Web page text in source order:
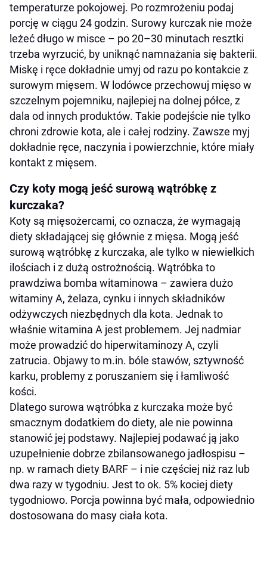
temperaturze pokojowej. Po rozmrożeniu podaj
porcję w ciągu 24 godzin. Surowy kurczak nie może
leżeć długo w misce – po 20–30 minutach resztki
trzeba wyrzucić, by uniknąć namnażania się bakterii.
Miskę i ręce dokładnie umyj od razu po kontakcie z
surowym mięsem. W lodówce przechowuj mięso w
szczelnym pojemniku, najlepiej na dolnej półce, z
dala od innych produktów. Takie podejście nie tylko
chroni zdrowie kota, ale i całej rodziny. Zawsze myj
dokładnie ręce, naczynia i powierzchnie, które miały
kontakt z mięsem.
Czy koty mogą jeść surową wątróbkę z
kurczaka?
Koty są mięsożercami, co oznacza, że wymagają
diety składającej się głównie z mięsa. Mogą jeść
surową wątróbkę z kurczaka, ale tylko w niewielkich
ilościach i z dużą ostrożnością. Wątróbka to
prawdziwa bomba witaminowa – zawiera dużo
witaminy A, żelaza, cynku i innych składników
odżywczych niezbędnych dla kota. Jednak to
właśnie witamina A jest problemem. Jej nadmiar
może prowadzić do hiperwitaminozy A, czyli
zatrucia. Objawy to m.in. bóle stawów, sztywność
karku, problemy z poruszaniem się i łamliwość
kości.
Dlatego surowa wątróbka z kurczaka może być
smacznym dodatkiem do diety, ale nie powinna
stanowić jej podstawy. Najlepiej podawać ją jako
uzupełnienie dobrze zbilansowanego jadłospisu –
np. w ramach diety BARF – i nie częściej niż raz lub
dwa razy w tygodniu. Jest to ok. 5% kociej diety
tygodniowo. Porcja powinna być mała, odpowiednio
dostosowana do masy ciała kota.